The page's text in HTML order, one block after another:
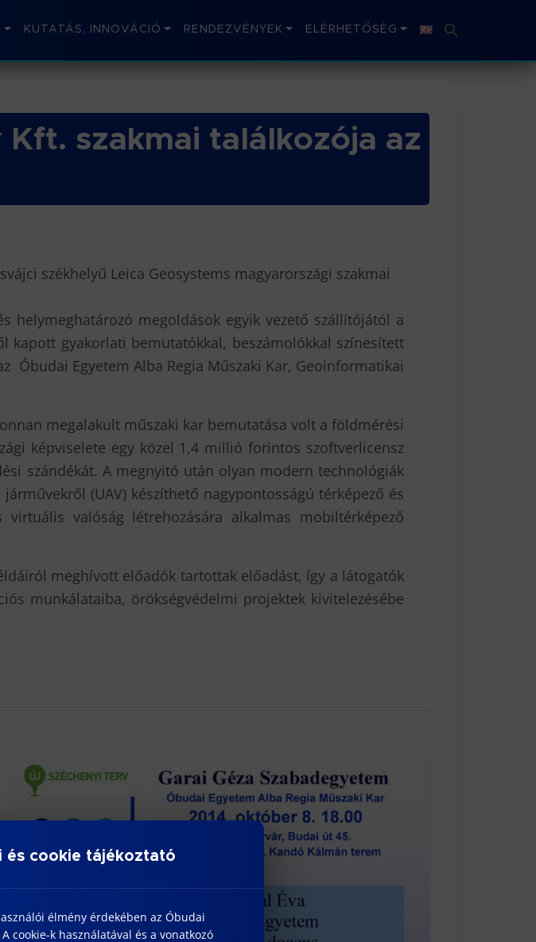
KUTATÁS, INNOVÁCIÓ RENDEZVÉNYEK ELÉRHETŐSÉG
Kft. szakmai találkozója az
székhelyű Leica Geosystems magyarországi szakmai
helymeghatározó megoldások egyik vezető szállítójától a
kapott gyakorlati bemutatókkal, beszámolókkal színesített
Óbudai Egyetem Alba Regia Műszaki Kar, Geoinformatikai
megalakult műszaki kar bemutatása volt a földmérési
képviselete egy közel 1,4 millió forintos szoftverlicensz
szándékát. A megnyitó után olyan modern technológiák
(UAV) készíthető nagypontosságú térképező és
valóság létrehozására alkalmas mobiltérképező
meghívott előadók tartottak előadást, így a látogatók
munkálataiba, örökségvédelmi projektek kivitelezésébe
és cookie tájékoztató
élmény érdekében az Óbudai
cookie-k használatával és a vonatkozó